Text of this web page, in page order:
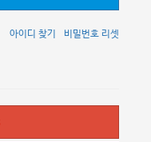
비밀번호 리셋
아이디 찾기